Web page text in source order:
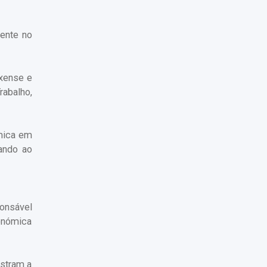
no
e
em
ao
a